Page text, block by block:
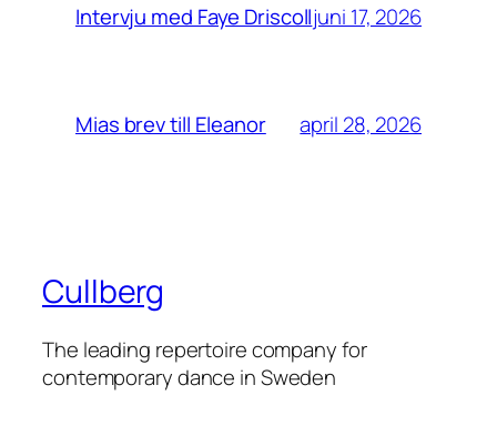
Intervju med Faye Driscolljuni 17, 2026
Mias brev till Eleanor april 28, 2026
Cullberg
The leading repertoire company for
contemporary dance in Sweden